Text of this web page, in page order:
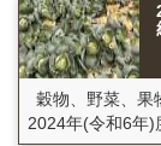
穀物、野菜、果
2024年(令和6年)